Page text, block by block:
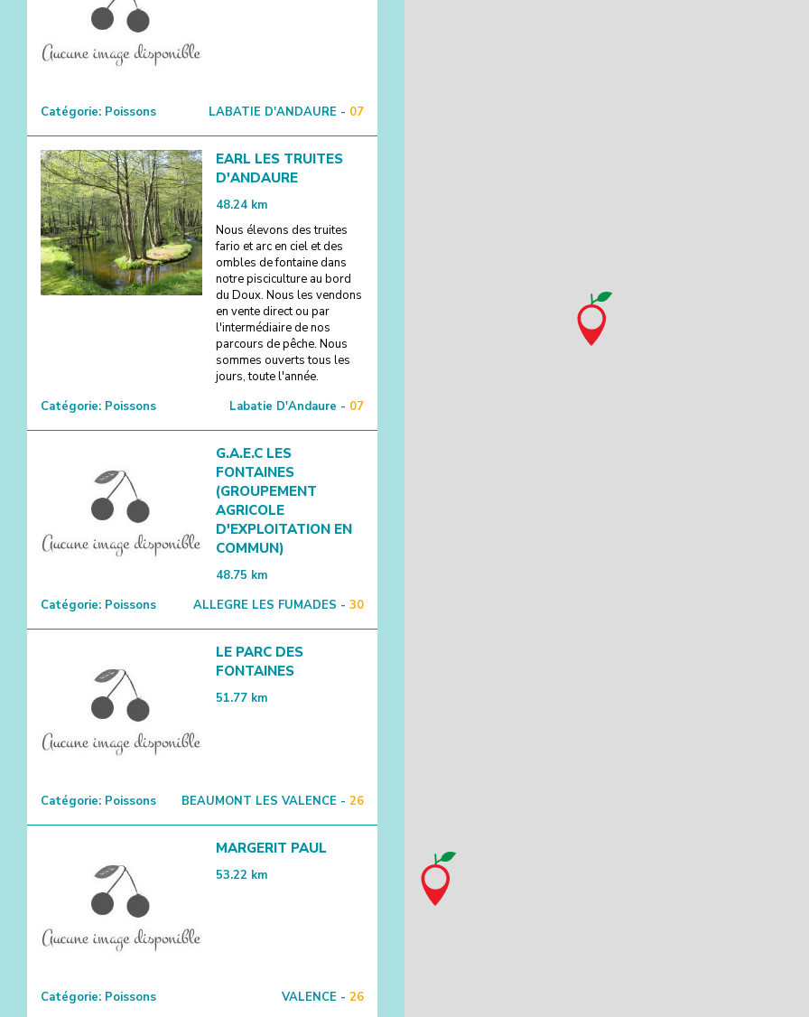
Catégorie: Poissons LABATIE D'ANDAURE - 07
EARL LES TRUITES
D'ANDAURE
48.24 km
Nous élevons des truites
fario et arc en ciel et des
ombles de fontaine dans
notre pisciculture au bord
du Doux. Nous les vendons
en vente direct ou par
l'intermédiaire de nos
parcours de pêche. Nous
sommes ouverts tous les
jours, toute l'année.
Catégorie: Poissons Labatie D'Andaure - 07
G.A.E.C LES
FONTAINES
(GROUPEMENT
AGRICOLE
D'EXPLOITATION EN
COMMUN)
48.75 km
Catégorie: Poissons ALLEGRE LES FUMADES - 30
LE PARC DES
FONTAINES
51.77 km
Catégorie: Poissons BEAUMONT LES VALENCE - 26
MARGERIT PAUL
53.22 km
Catégorie: Poissons VALENCE - 26
2